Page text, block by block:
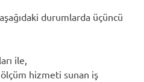
durumlarda üçüncü
ile,
hizmeti sunan iş